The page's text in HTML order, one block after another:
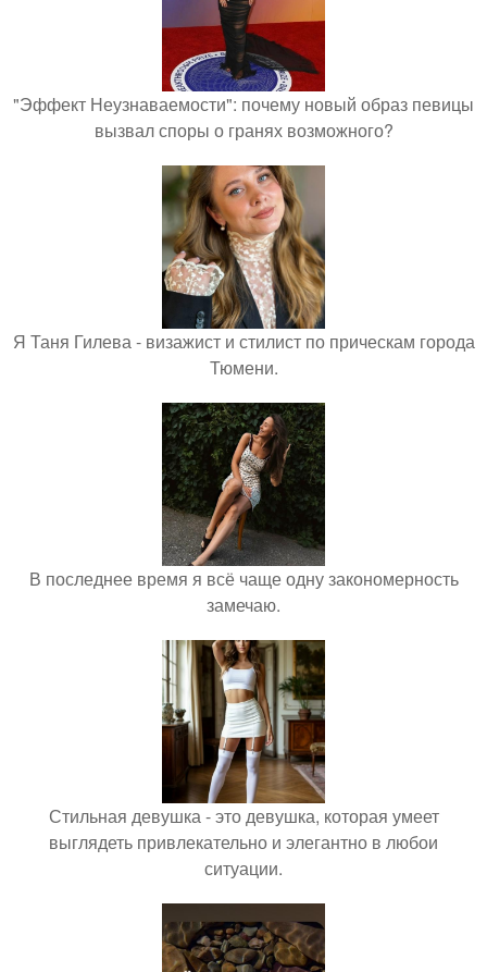
"Эффект Неузнаваемости": почему новый образ певицы
вызвал споры о гранях возможного?
Я Таня Гилева - визажист и стилист по прическам города
Тюмени.
В последнее время я всё чаще одну закономерность
замечаю.
Стильная девушка - это девушка, которая умеет
выглядеть привлекательно и элегантно в любои
ситуации.